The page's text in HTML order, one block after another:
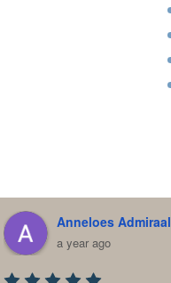
Anneloes Admiraal
a year ago